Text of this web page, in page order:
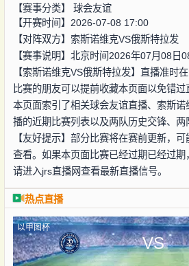
【赛事分类】 球会友谊
【开赛时间】2026-07-08 17:00
【对阵双方】 索斯诺维克VS俄斯特拉发
【赛事说明】北京时间2026年07月08日
【索斯诺维克VS俄斯特拉发】直播准时
比赛的朋友可以提前收藏本页面以免错
本页面索引了相关球会友谊直播、索斯
播的近期比赛列表以及两队历史交锋、两
【友好提示】部分比赛将在赛前更新，
查看。如果本页面比赛已经过期已经过期
请进入jrs直播网查看最新直播信号。
热点直播
以甲图杯
VS